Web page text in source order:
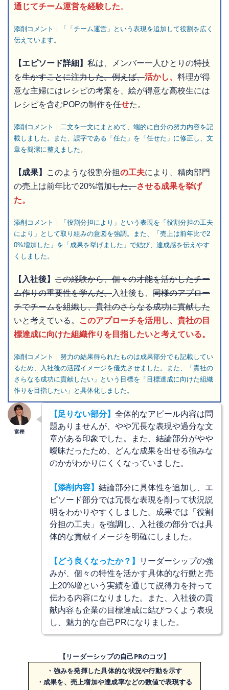
通じてチーム運営を経験した。
添削コメント｜「「チーム運営」という表現を追加して役割を広く
伝えています。
【エピソード詳細】 私は、メンバー一人ひとりの特技
を生かすことに注力した。例えば、活かし、 料理が得
意な主婦にはレシピの考案を、絵が得意な高校生には
レシピを含むPOPの制作を任せた。
添削コメント｜二文を一文にまとめて、端的に自分の努力内容を記
載しました。また、誤字である「任た」を「任せた」に修正し、文
章を簡潔に整えました。
【成果】 このような役割分担の工夫により、精肉部門
の売上は前年比で20%増加した。させる成果を挙げ
た。
添削コメント｜「役割分担により」という表現を「役割分担の工夫
により」として取り組みの意図を強調。また、「売上は前年比で2
0%増加した」を「成果を挙げました」で結び、達成感を伝えやす
くしました。
【入社後】 この経験から、個々の才能を活かしたチー
ム作りの重要性を学んだ。入社後も、 同様のアプロー
チでチームを組織し、貴社のさらなる成功に貢献した
いと考えている。
このアプローチを活用し、貴社の目
標達成に向けた組織作りを目指したいと考えている。
添削コメント｜努力の結果得られたものは成果部分でも記載してい
るため、入社後の活躍イメージを優先させました。また、
「貴社の
さらなる成功に貢献したい 」という目標を「目標達成に向けた組織
作りを目指したい」と具体化しました。
【足りない部分】 全体的なアピール内容は問
題ありませんが、やや冗長な表現や過分な文
章がある印象でした。また、結論部分がやや
曖昧だったため、どんな成果を出せる強みな
のかがわかりにくくなっていました。
【添削内容】 結論部分に具体性を追加し、エ
ピソード部分では冗長な表現を削って状況説
明をわかりやすくしました。成果では「役割
分担の工夫」を強調し、入社後の部分では具
体的な貢献イメージを明確にしました。
【 どう良くなったか？ 】
リーダーシップの強
みが、個々の特性を活かす具体的な行動と売
上20%増という実績を通じて説得力を持って
伝わる内容になりました。また、入社後の貢
献内容も企業の目標達成に結びつくよう表現
し、魅力的な自己PRになりました。
【リーダーシップの自己PRのコツ】
・強みを発揮した具体的な状況や行動を示す
・成果を、売上増加や達成率などの数値で表現する